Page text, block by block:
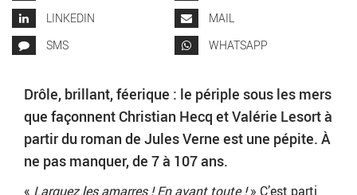
LINKEDIN
MAIL
SMS
WHATSAPP
Drôle, brillant, féerique : le périple sous les mers
que façonnent Christian Hecq et Valérie Lesort à
partir du roman de Jules Verne est une pépite. À
ne pas manquer, de 7 à 107 ans.
« Larguez les amarres ! En avant toute !» C’est parti